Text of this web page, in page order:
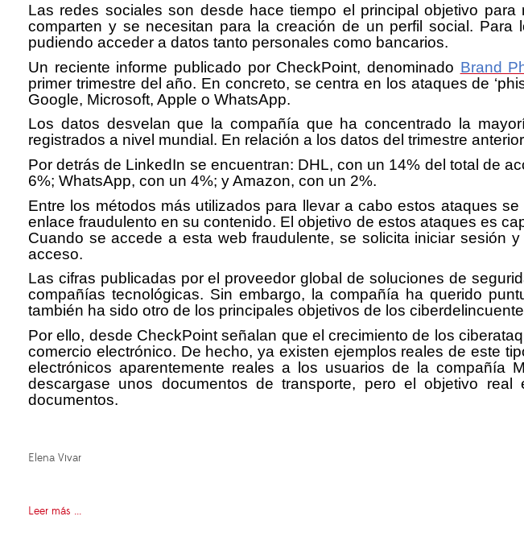
Las redes sociales son desde hace tiempo el principal objetivo
comparten y se necesitan para la creación de un perfil social. Para
pudiendo acceder a datos tanto personales como bancarios.
Un reciente informe publicado por CheckPoint, denominado Brand
primer trimestre del año. En concreto, se centra en los ataques de
Google, Microsoft, Apple o WhatsApp.
Los datos desvelan que la compañía que ha concentrado la
registrados a nivel mundial. En relación a los datos del trimestre
Por detrás de LinkedIn se encuentran: DHL, con un 14% del total de
6%; WhatsApp, con un 4%; y Amazon, con un 2%.
Entre los métodos más utilizados para llevar a cabo estos ataques
enlace fraudulento en su contenido. El objetivo de estos ataques es
Cuando se accede a esta web fraudulente, se solicita iniciar sesión
acceso.
Las cifras publicadas por el proveedor global de soluciones de
compañías tecnológicas. Sin embargo, la compañía ha querido
también ha sido otro de los principales objetivos de los
Por ello, desde CheckPoint señalan que el crecimiento de los
comercio electrónico. De hecho, ya existen ejemplos reales de este
electrónicos aparentemente reales a los usuarios de la compañía
descargase unos documentos de transporte, pero el objetivo
documentos.
Elena Vivar
Leer más ...